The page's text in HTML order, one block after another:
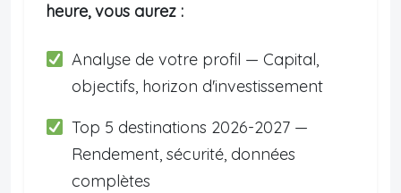
heure, vous aurez :
Analyse de votre profil — Capital,
objectifs, horizon d'investissement
Top 5 destinations 2026-2027 —
Rendement, sécurité, données
complètes